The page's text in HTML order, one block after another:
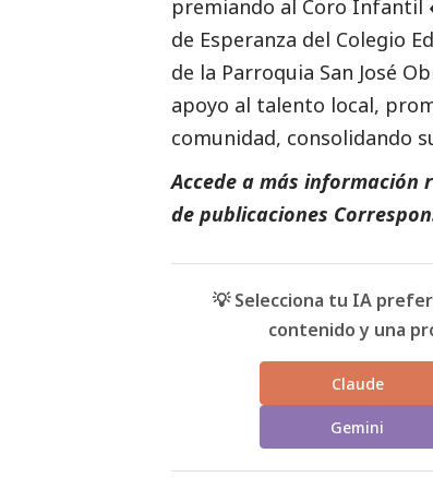
premiando al Coro Infantil
de Esperanza del Colegio
de la Parroquia San José
apoyo al talento local,
comunidad, consolidando
Accede a más
de publicaciones
💡 Selecciona tu IA
contenido y una
Claude
Gemini